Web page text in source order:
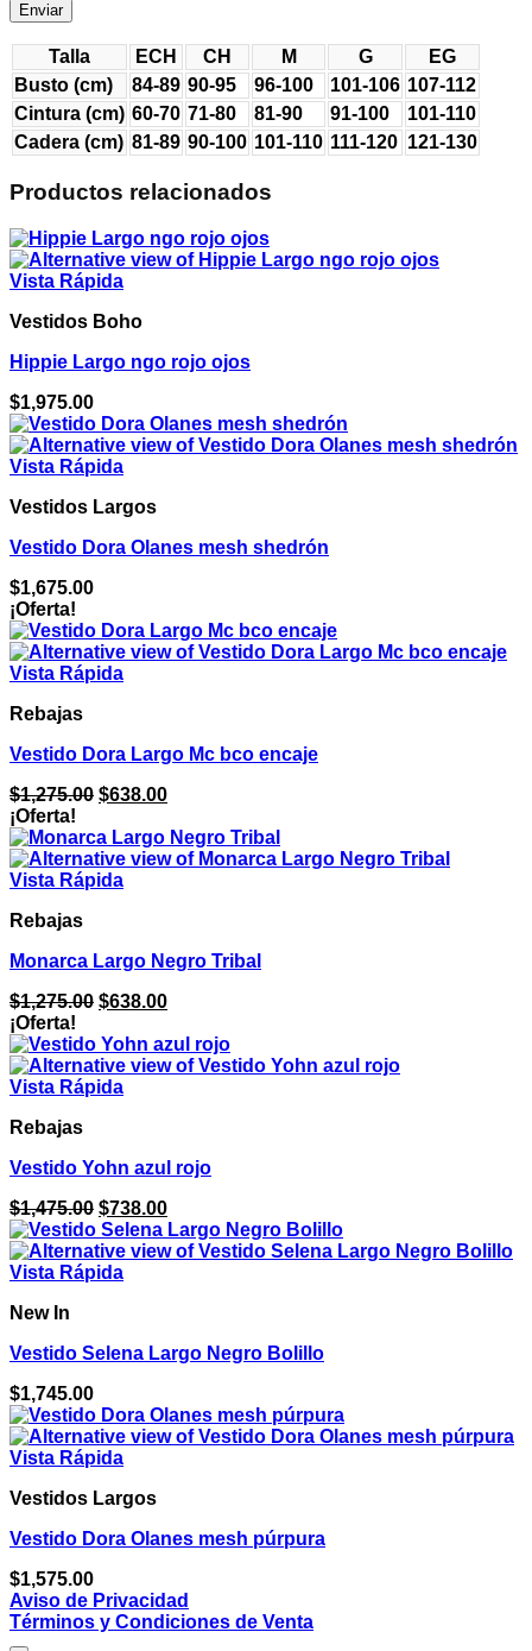
Talla ECH CH M G
EG
Busto (cm)
84-89 90-95 96-100 101-106 107-112
Cintura (cm) 60-70 71-80 81-90 91-100
101-110
Cadera (cm) 81-89 90-100 101-110 111-120 121-130
Productos relacionados
Vista Rápida
Vestidos Boho
Hippie Largo ngo rojo ojos
$1,975.00
Vista Rápida
Vestidos Largos
Vestido Dora Olanes mesh shedrón
$1,675.00
¡Oferta!
Vista Rápida
Rebajas
Vestido Dora Largo Mc bco encaje
$1,275.00 El
original
era:
$1,275.00.
$638.00El
actual
es:
¡Oferta!
Vista Rápida
Rebajas
Monarca Largo Negro Tribal
$1,275.00 El
original
era:
$1,275.00.
$638.00El
actual
es:
¡Oferta!
Vista Rápida
Rebajas
Vestido Yohn azul rojo
$1,475.00 El
precio
original
era:
$738.00El
precio
actual
Vista Rápida
New In
Vestido Selena Largo Negro Bolillo
$1,745.00
Vista Rápida
Vestidos Largos
Vestido Dora Olanes mesh púrpura
$1,575.00
Aviso de Privacidad
Términos y Condiciones de Venta